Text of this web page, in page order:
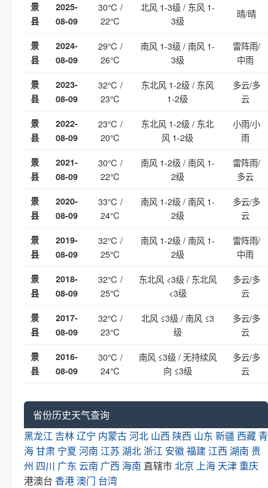
景
县
2025-
08-09
30℃ /
22℃
北风 1-3级 / 东风 1-
3级
晴/晴
景
县
2024-
08-09
29℃ /
26℃
南风 1-3级 / 南风 1-
3级
雷阵雨/
中雨
景
县
2023-
08-09
32℃ /
23℃
东北风 1-2级 / 东风
1-2级
多云/多
云
景
县
2022-
08-09
23℃ /
20℃
东北风 1-2级 / 东北
风 1-2级
小雨/小
雨
景
县
2021-
08-09
30℃ /
22℃
南风 1-2级 / 南风 1-
2级
雷阵雨/
多云
景
县
2020-
08-09
33℃ /
24℃
南风 1-2级 / 南风 1-
2级
多云/多
云
景
县
2019-
08-09
32℃ /
25℃
南风 1-2级 / 南风 1-
2级
雷阵雨/
中雨
景
县
2018-
08-09
32℃ /
25℃
东北风 <3级 / 东北风
<3级
多云/多
云
景
县
2017-
08-09
32℃ /
23℃
北风 ≤3级 / 南风 ≤3
级
多云/多
云
景
县
2016-
08-09
30℃ /
24℃
南风 ≤3级 / 无持续风
向 ≤3级
多云/多
云
省份历史天气查询
黑龙江 吉林辽宁 内蒙古河北 山西 陕西 山东 新疆 西藏 青
海甘肃 宁夏 河南 江苏 湖北 浙江 安徽福建 江西 湖南 贵
州 四川 广东 云南 广西 海南 直辖市北京 上海 天津 重庆
港澳台 香港澳门 台湾